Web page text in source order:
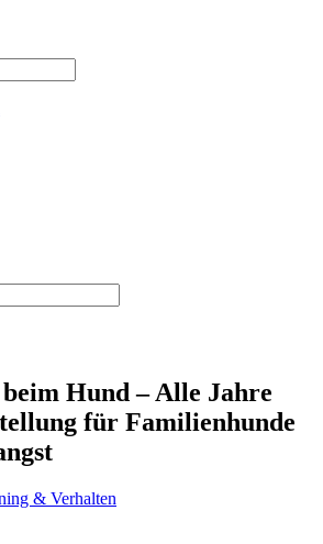
Hund – Alle Jahre
für Familienhunde
& Verhalten